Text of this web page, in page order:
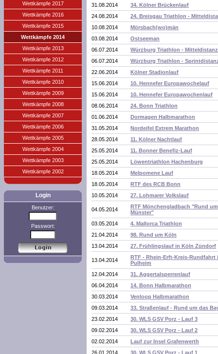
Wettkämpfe 2017
Wettkämpfe 2016
Wettkämpfe 2015
Wettkämpfe 2014
Wettkämpfe 2013
Wettkämpfe 2012
Wettkämpfe 2011
Wettkämpfe 2010
Wettkämpfe 2009
Wettkämpfe 2008
Wettkämpfe 2007
Wettkämpfe 2006
Wettkämpfe 2005
Wettkämpfe 2004
Wettkämpfe 2003
Wettkämpfe 2002
Login
Benutzer:
Passwort:
31.08.2014
34. Kölner Brückenlauf
24.08.2014
24. Breisgau Triathlon -
10.08.2014
Mörsbach(wo)män
03.08.2014
Ostseeman
06.07.2014
Würzburg Triathlon - Mitteldistanz
06.07.2014
Würzburg Triathlon -
22.06.2014
Kölner Stadionlauf
15.06.2014
10. Hennefer Europawochelauf
15.06.2014
10. Hennefer Europawochenlauf
08.06.2014
24. Bonn Triathlon
01.06.2014
Dormagen Halbmarathon
31.05.2014
Nordeifel Extrem Marathon
28.05.2014
11. Kölner Nachtlauf
25.05.2014
11. Bonner Benefiz-Lauf
25.05.2014
Löwentriathlon Hachenburg
18.05.2014
Melpomene Lauf
18.05.2014
RTF des RCB Bonn
10.05.2014
27. Lohmarer Volkslauf
04.05.2014
RTF Mönchengladbach "Rund
Münster"
03.05.2014
4. Mallorca Triathlon
21.04.2014
98. Rund um Köln
13.04.2014
27. Frühlingslauf in Köln Zündorf
13.04.2014
RTF - Rhein-Erft-Kreis-Rundfahrt
Pulheim
12.04.2014
31. Aggertalsperrenlauf
06.04.2014
14. Bonn Halbmarathon
30.03.2014
Venloop Halbmarathon
09.03.2014
33. Straßenlauf - Rund um das
23.02.2014
30. WLS GSV Porz - Lauf 3
09.02.2014
30. WLS GSV Porz - Lauf 2
02.02.2014
Lauf zur Insel Grafenwerth
26.01.2014
30. WLS GSV Porz - Lauf 1